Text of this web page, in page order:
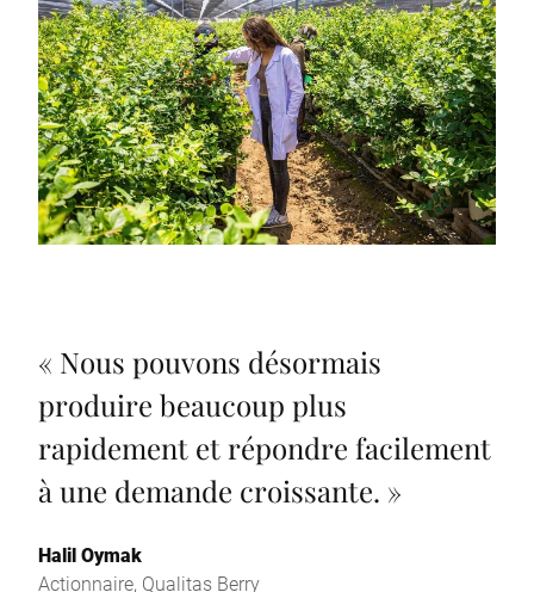
« Nous pouvons désormais
produire beaucoup plus
rapidement et répondre facilement
à une demande croissante. »
Halil Oymak
Actionnaire, Qualitas Berry